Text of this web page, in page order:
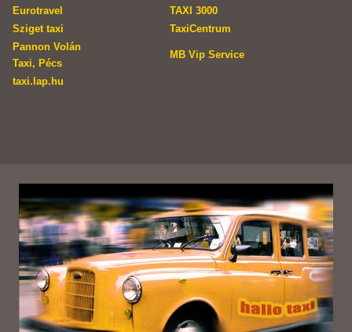
Eurotravel
TAXI 3000
Sziget taxi
TaxiCentrum
Pannon Volán
Taxi, Pécs
MB Vip Service
taxi.lap.hu